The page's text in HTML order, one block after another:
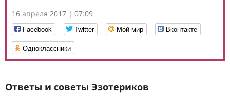
16 апреля 2017 | 07:09
Facebook
Twitter Мой мир
Вконтакте
Одноклассники
Ответы и советы Эзотериков